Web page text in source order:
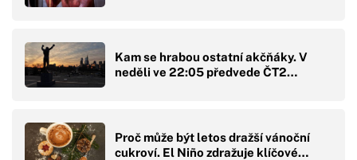
Kam se hrabou ostatní akčňáky. V
neděli ve 22:05 předvede ČT2…
Proč může být letos dražší vánoční
cukroví. El Niño zdražuje klíčové…